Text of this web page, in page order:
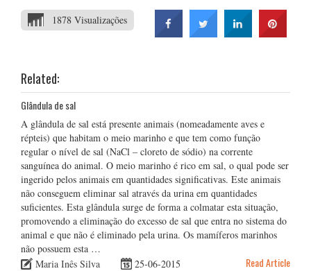
1878 Visualizações
Related:
Glândula de sal
A glândula de sal está presente animais (nomeadamente aves e
répteis) que habitam o meio marinho e que tem como função
regular o nível de sal (NaCl – cloreto de sódio) na corrente
sanguínea do animal. O meio marinho é rico em sal, o qual pode ser
ingerido pelos animais em quantidades significativas. Este animais
não conseguem eliminar sal através da urina em quantidades
suficientes. Esta glândula surge de forma a colmatar esta situação,
promovendo a eliminação do excesso de sal que entra no sistema do
animal e que não é eliminado pela urina. Os mamíferos marinhos
não possuem esta …
Maria Inês Silva
25-06-2015 Read Article